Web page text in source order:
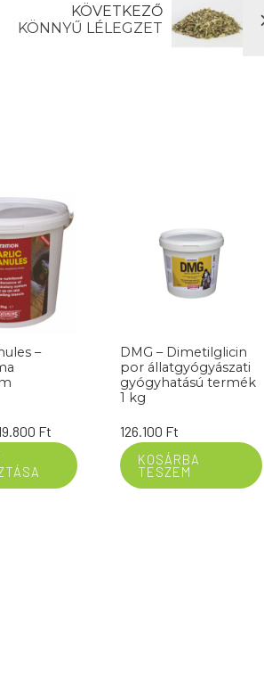
KÖVETKEZŐ
KÖNNYŰ LÉLEGZET
–
FtÁrtartomány:
6.600 Ft
19.800 Ft
DMG – Dimetilglicin
por állatgyógyászati
gyógyhatású termék
1 kg
126.100 Ft
KOSÁRBA
TESZEM